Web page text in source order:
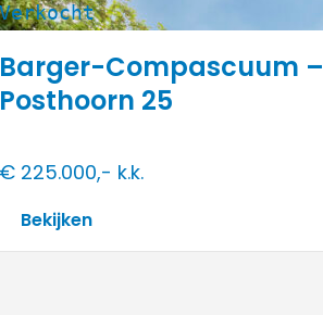
Compascuum –
25
225.000,- k.k.
Bekijken